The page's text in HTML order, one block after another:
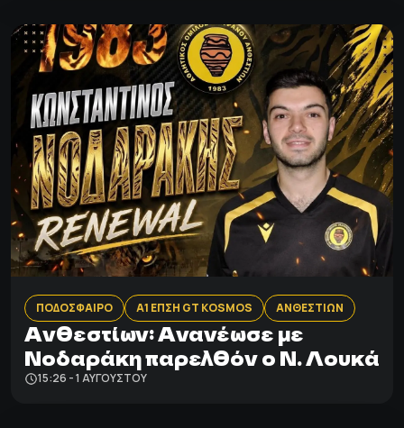
ΠΟΔΟΣΦΑΙΡΟ Α1 ΕΠΣΗ GT KOSMOS ΑΝΘΕΣΤΙΩΝ
Ανθεστίων: Aνανέωσε με
Νοδαράκη παρελθόν ο Ν. Λουκά
15:26 - 1 ΑΥΓΟΎΣΤΟΥ